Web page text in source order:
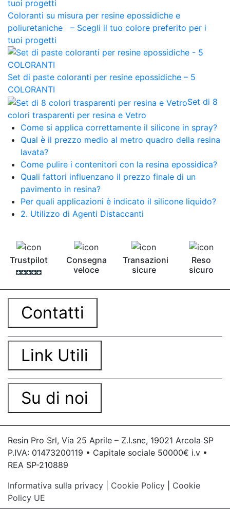
Coloranti su misura per resine epossidiche e
poliuretaniche – Scegli il tuo colore preferito per i
tuoi progetti
Set di paste coloranti per resine epossidiche – 5
COLORANTI
Set di 8
colori trasparenti per resina e Vetro
Come si applica correttamente il silicone in spray?
Qual è il prezzo medio al metro quadro della resina
lavata?
Come pulire i contenitori con la resina epossidica?
Quali fattori influenzano il prezzo finale di un
pavimento in resina?
Per quali applicazioni è indicato il silicone liquido?
2. Utilizzo di Agenti Distaccanti
Trustpilot
Consegna
veloce
Transazioni
sicure
Reso
sicuro
Contatti
Link Utili
Su di noi
Resin Pro Srl, Via 25 Aprile – Z.I.snc, 19021 Arcola SP
P.IVA: 01473200119 • Capitale sociale 50000€ i.v •
REA SP-210889
Informativa sulla privacy
Cookie Policy
Cookie
Policy UE